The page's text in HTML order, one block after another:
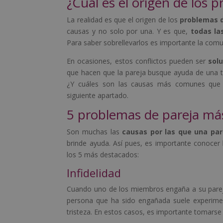
La realidad es que el origen de los problemas
causas y no solo por una. Y es que, todas
Para saber sobrellevarlos es importante la
En ocasiones, estos conflictos pueden ser
que hacen que la pareja busque ayuda de
¿Y cuáles son las causas más comunes
siguiente apartado.
5 problemas de pareja
Son muchas las causas por las que una
brinde ayuda. Así pues, es importante
los 5 más destacados:
Infidelidad
Cuando uno de los miembros engaña a su
persona que ha sido engañada suele
tristeza. En estos casos, es importante